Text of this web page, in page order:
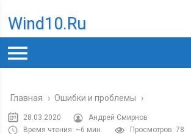
Wind10.ru
Главная › Ошибки и проблемы ›
28.03.2020
Андрей Смирнов
Время чтения: ~6 мин.
Просмотров: 78